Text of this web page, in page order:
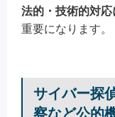
法的・技術的対
重要になります。
サイバー探
察など公的